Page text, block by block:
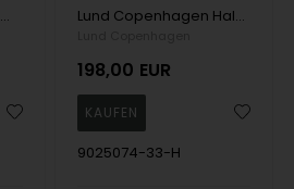
Lund Copenhagen Armband, model 9015074-33-M Lund Copenhagen Halskette, model 9025074-33-H
198,00 EUR
9025074-33-H